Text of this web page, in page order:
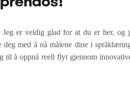
er veldig glad for at du er her, og
deg med å nå målene dine i
til å oppnå reell flyt gjennom